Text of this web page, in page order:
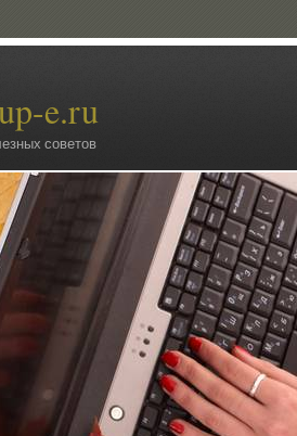
e.ru
советов